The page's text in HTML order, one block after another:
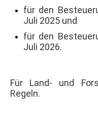
für den
Juli 2025 und
für den
Juli 2026.
Für Land- und
Regeln.